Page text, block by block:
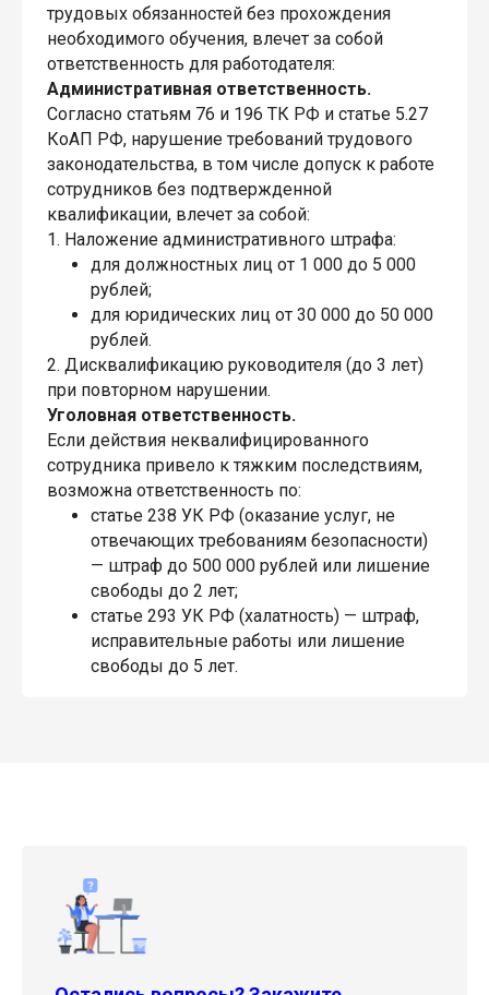
трудовых обязанностей без прохождения
необходимого обучения, влечет за собой
ответственность для работодателя:
Административная ответственность.
Согласно статьям 76 и 196 ТК РФ и статье 5.27
КоАП РФ, нарушение требований трудового
законодательства, в том числе допуск к работе
сотрудников без подтвержденной
квалификации, влечет за собой:
1. Наложение административного штрафа:
для должностных лиц от 1 000 до 5 000
рублей;
для юридических лиц от 30 000 до 50 000
рублей.
2. Дисквалификацию руководителя (до 3 лет)
при повторном нарушении.
Уголовная ответственность.
Если действия неквалифицированного
сотрудника привело к тяжким последствиям,
возможна ответственность по:
статье 238 УК РФ (оказание услуг, не
отвечающих требованиям безопасности)
— штраф до 500 000 рублей или лишение
свободы до 2 лет;
статье 293 УК РФ (халатность) — штраф,
исправительные работы или лишение
свободы до 5 лет.